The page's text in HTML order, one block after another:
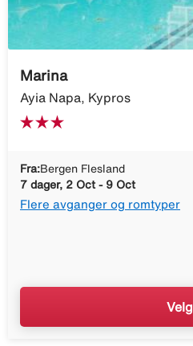
Marina
Ayia Napa, Kypros
Fra:Bergen Flesland
7 dager, 2 Oct - 9 Oct
Flere avganger og romtyper
Velg